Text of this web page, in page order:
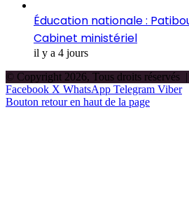
Éducation nationale :
Cabinet ministériel
il y a 4 jours
© Copyright 2026, Tous droits réservés |
Facebook X WhatsApp Telegram Viber
Bouton retour en haut de la page